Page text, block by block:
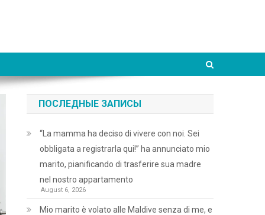
ПОСЛЕДНЫЕ ЗАПИСЫ
“La mamma ha deciso di vivere con noi. Sei
obbligata a registrarla qui!” ha annunciato mio
marito, pianificando di trasferire sua madre
nel nostro appartamento
August 6, 2026
Mio marito è volato alle Maldive senza di me, e